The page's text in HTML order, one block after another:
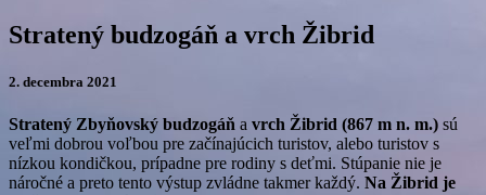
Stratený
budzogáň
vrch
Stratený budzogáň a vrch Žibrid
2. decembra 2021
Stratený Zbyňovský budzogáň a vrch Žibrid (867 m n. m.) sú
veľmi dobrou voľbou pre začínajúcich turistov, alebo turistov s
nízkou kondičkou, prípadne pre rodiny s deťmi. Stúpanie nie je
náročné a preto tento výstup zvládne takmer každý. Na Žibrid je